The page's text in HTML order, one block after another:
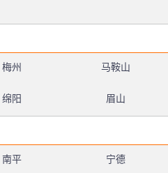
梅州 马鞍山
绵阳 眉山
南平 宁德